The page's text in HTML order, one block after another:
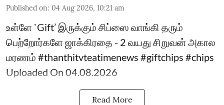
Published on: 04 Aug 2026, 10:21 am
உள்ளே `Gift’ இருக்கும் சிப்ஸை வாங்கி தரும்
பெற்றோர்களே ஜாக்கிரதை - 2 வயது சிறுவன் அகால
மரணம் #thanthitvteatimenews #giftchips #chips
Uploaded On 04.08.2026
Read More